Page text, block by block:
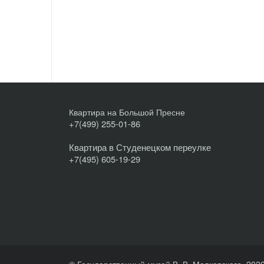
Квартира на Большой Пресне
+7(499) 255-01-86
Квартира в Студенецком переулке
+7(495) 605-19-29